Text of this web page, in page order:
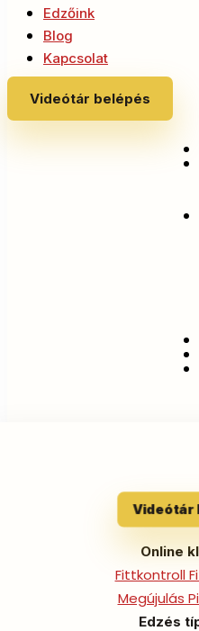
Edzőink
Blog
Kapcsolat
Videótár belépés
Videótár
Online
Fittkontroll
Megújulás
Edzés